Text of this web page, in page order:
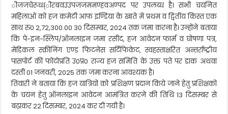
ीजजचेरूध्ध्ींरबवउउपजजममण्हवअण्पद पर उपलब्ध है। सभी चयनित
महिलाओं को हज कमेटी आफ इण्डिया के खाते में प्रथम व द्वितीय किस्त एक
साथ रु0 2,72,300.00 30 दिसम्बर, 2024 तक जमा करना है। उन्होंने बताया
कि पे-इन-स्लिप/ऑनलाइन जमा रसीद, हज आवेदन फार्म व घोषणा पत्र,
मेडिकल स्क्रीनिंग एण्ड फिटनेस सर्टिफिकेट, स्वहस्ताक्षरित अन्तर्राष्ट्रीय
पासपोर्ट की फोटोप्रति उ0प्र0 राज्य हज समिति के उक्त पते पर डाक अथवा
दस्ती 01 जनवरी, 2025 तक जमा करना आवश्यक है।
तिवारी ने बताया कि हज यात्रियों को प्रशिक्षण प्रदान किये जाने हेतु प्रशिक्षकों
के चयन हेतु ऑनलाइन आवेदन आमंत्रित करने की तिथि 13 दिसम्बर से
बढ़ाकर 22 दिसम्बर, 2024 कर दी गयी है।